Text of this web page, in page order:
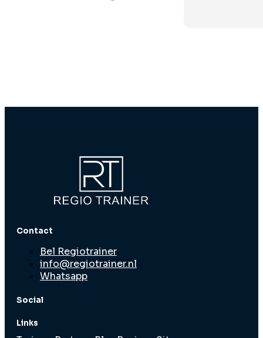
Contact
Bel Regiotrainer
info@regiotrainer.nl
Whatsapp
Social
Links